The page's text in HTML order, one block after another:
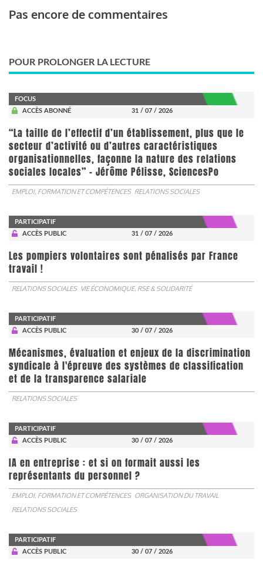
Pas encore de commentaires
POUR PROLONGER LA LECTURE
FOCUS
ACCÈS ABONNÉ
31 / 07 / 2026
“La taille de l’effectif d’un établissement, plus que le
secteur d’activité ou d’autres caractéristiques
organisationnelles, façonne la nature des relations
sociales locales” - Jérôme Pélisse, SciencesPo
EMPLOI, FORMATION ET COMPÉTENCES RELATIONS SOCIALES
PARTICIPATIF
ACCÈS PUBLIC
31 / 07 / 2026
Les pompiers volontaires sont pénalisés par France
travail !
RELATIONS SOCIALES VIE ÉCONOMIQUE, RSE & SOLIDARITÉ
PARTICIPATIF
ACCÈS PUBLIC
30 / 07 / 2026
Mécanismes, évaluation et enjeux de la discrimination
syndicale à l'épreuve des systèmes de classification
et de la transparence salariale
RELATIONS SOCIALES
PARTICIPATIF
ACCÈS PUBLIC
30 / 07 / 2026
IA en entreprise : et si on formait aussi les
représentants du personnel ?
EMPLOI, FORMATION ET COMPÉTENCES ORGANISATION DU TRAVAIL
RELATIONS SOCIALES
PARTICIPATIF
ACCÈS PUBLIC
30 / 07 / 2026